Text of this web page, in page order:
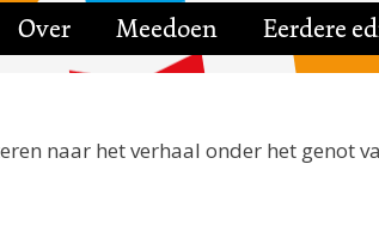
Over Meedoen Eerdere
naar het verhaal onder het genot